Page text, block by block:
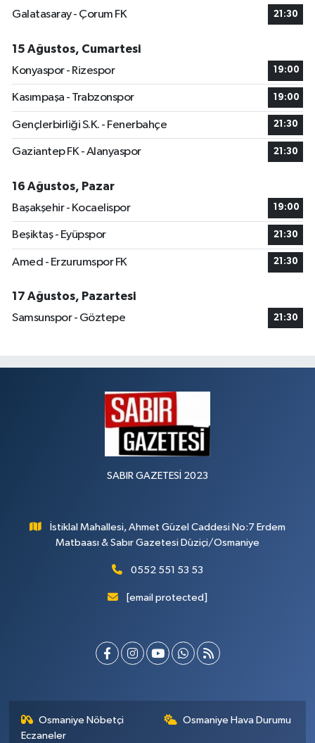
Galatasaray - Çorum FK
21:30
15 Ağustos, Cumartesi
Konyaspor - Rizespor
19:00
Kasımpaşa - Trabzonspor 19:00
Gençlerbirliği S.K. - Fenerbahçe 21:30
Gaziantep FK - Alanyaspor 21:30
16 Ağustos, Pazar
Başakşehir - Kocaelispor
19:00
Beşiktaş - Eyüpspor 21:30
Amed - Erzurumspor FK 21:30
17 Ağustos, Pazartesi
Samsunspor - Göztepe
21:30
SABIR GAZETESİ 2023
İstiklal Mahallesi, Ahmet Güzel Caddesi No:7 Erdem
Matbaası & Sabır Gazetesi Düziçi/Osmaniye
0552 551 53 53
[email protected]
Osmaniye Nöbetçi
Eczaneler
Osmaniye Hava Durumu